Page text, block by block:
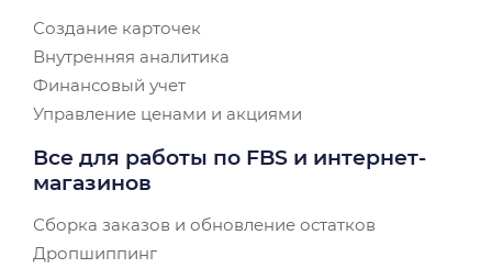
Создание карточек
Внутренняя аналитика
Финансовый учет
Управление ценами и акциями
Все для работы по FBS и интернет-
магазинов
Сборка заказов и обновление остатков
Дропшиппинг